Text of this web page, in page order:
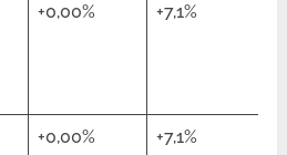
+0,00% +7,1%
+0,00% +7,1%